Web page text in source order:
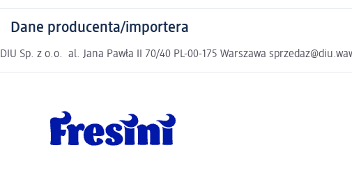
Dane producenta/importera
DIU Sp. z o.o. al. Jana Pawła II 70/40 PL-00-175 Warszawa